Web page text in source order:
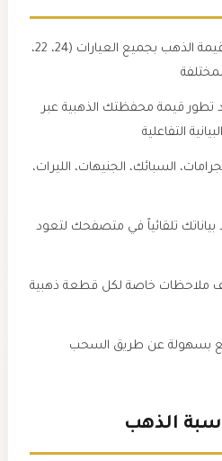
احسب قيمة الذهب بجميع العيارات (24، 22،
قيمة محفظتك الذهبية عبر
التفاعلية
السبائك، الجنيهات، الليرات،
تلقائياً في متصفحك لتعود
خاصة لكل قطعة ذهبية
بسهولة عن طريق السحب
الذهب